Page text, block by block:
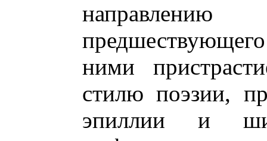
ними
стилю поэзии,
эпиллии и